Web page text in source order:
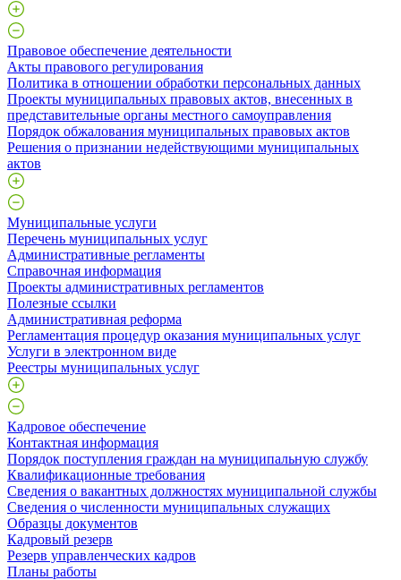
Правовое обеспечение деятельности
Акты правового регулирования
Политика в отношении обработки персональных данных
Проекты муниципальных правовых актов, внесенных в
представительные органы местного самоуправления
Порядок обжалования муниципальных правовых актов
Решения о признании недействующими муниципальных
актов
Муниципальные услуги
Перечень муниципальных услуг
Административные регламенты
Справочная информация
Проекты административных регламентов
Полезные ссылки
Административная реформа
Регламентация процедур оказания муниципальных услуг
Услуги в электронном виде
Реестры муниципальных услуг
Кадровое обеспечение
Контактная информация
Порядок поступления граждан на муниципальную службу
Квалификационные требования
Сведения о вакантных должностях муниципальной службы
Сведения о численности муниципальных служащих
Образцы документов
Кадровый резерв
Резерв управленческих кадров
Планы работы